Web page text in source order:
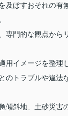
及ぼすおそれの
専門的な観点か
イメージを整理
のトラブルや違法
傾斜地、土砂災害